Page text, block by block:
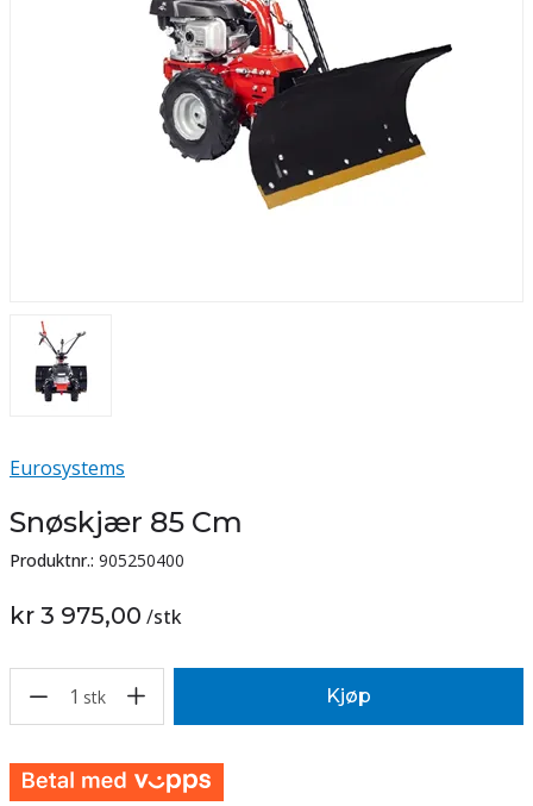
Eurosystems
Snøskjær 85 Cm
Produktnr.: 905250400
kr 3 975,00 /stk
1 stk Kjøp